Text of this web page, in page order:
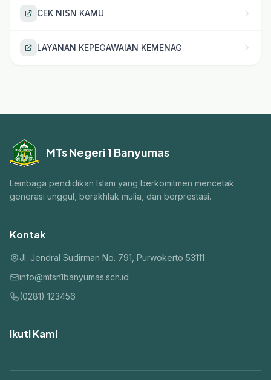
CEK NISN KAMU
LAYANAN KEPEGAWAIAN KEMENAG
MTs Negeri 1 Banyumas
Lembaga pendidikan Islam yang berkomitmen mencetak
generasi unggul, berakhlak mulia, dan berprestasi.
Kontak
Jl. Jendral Sudirman No. 791, Purwokerto 53111
info@mtsn1banyumas.sch.id
(0281) 123456
Ikuti Kami